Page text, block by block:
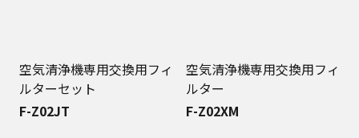
空気清浄機専用交換用フィ
ルターセット
F-Z02JT
空気清浄機専用交換用フィ
ルター
F-Z02XM